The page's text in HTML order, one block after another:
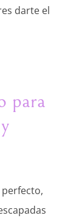
darte el
para